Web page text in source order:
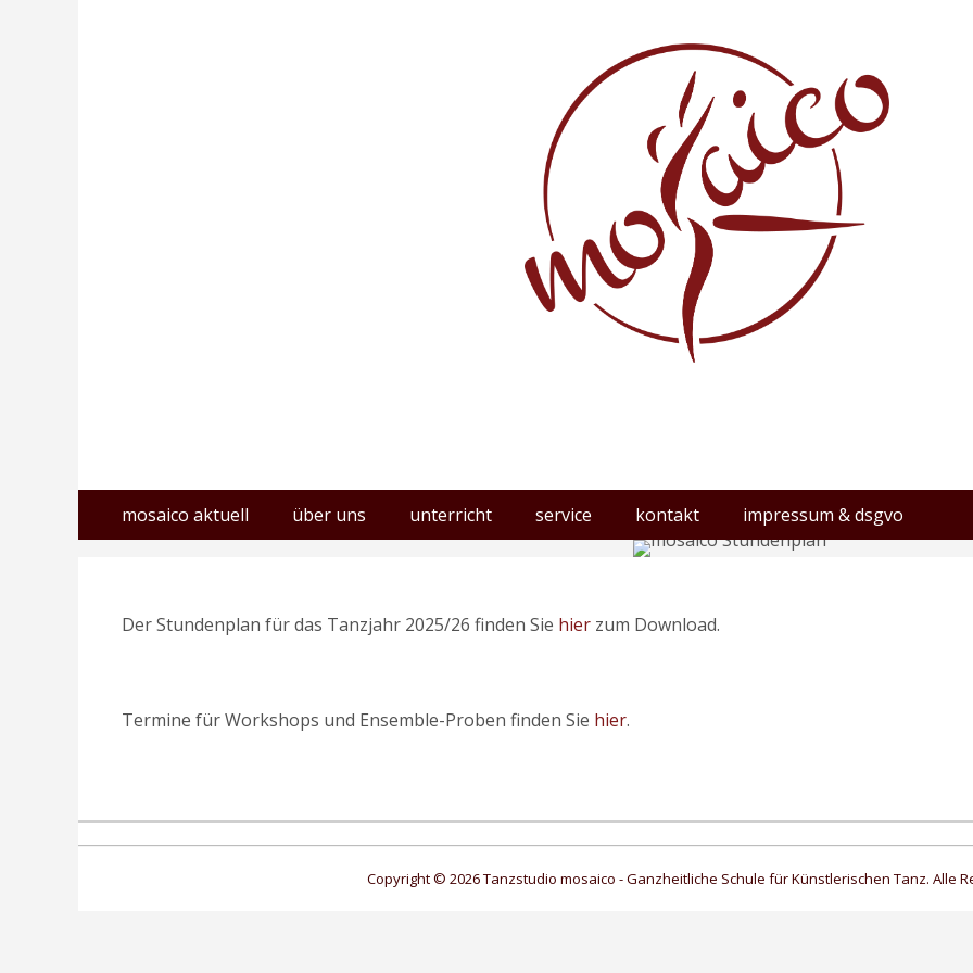
Erstes
Menü
Inhalt:
mosaico aktuell über uns unterricht service kontakt impressum & dsgvo
Der Stundenplan für das Tanzjahr 2025/26 finden Sie hier zum Download.
Termine für Workshops und Ensemble-Proben finden Sie hier.
Copyright © 2026 Tanzstudio mosaico - Ganzheitliche Schule für Künstlerischen Tanz. Alle